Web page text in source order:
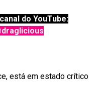
do YouTube: